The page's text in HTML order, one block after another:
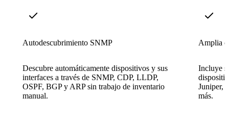
Autodescubrimiento SNMP
Descubre automáticamente dispositivos y sus
interfaces a través de SNMP, CDP, LLDP,
OSPF, BGP y ARP sin trabajo de inventario
manual.
Amplia
Incluye
Juniper,
más.